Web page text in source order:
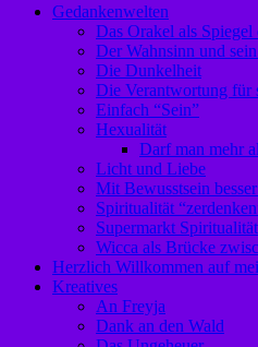
Gedankenwelten
Das Orakel als
Der Wahnsinn und
Die Dunkelheit
Die Verantwortung für
Einfach “Sein”
Hexualität
Darf man mehr
Licht und Liebe
Mit Bewusstsein
Spiritualität
Supermarkt Spiritualität
Wicca als Brücke
Herzlich Willkommen auf
Kreatives
An Freyja
Dank an den Wald